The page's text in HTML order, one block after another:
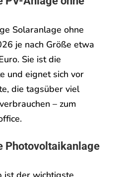
Solaranlage ohne
je nach Größe etwa
Sie ist die
und eignet sich vor
die tagsüber viel
– zum
Photovoltaikanlage